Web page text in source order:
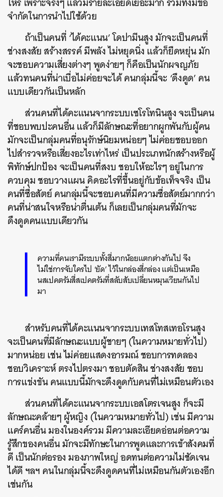
จำกัดในการนำไปใช้ด้วย
ถ้าเป็นคนที่ ‘ได้คะแนน’ โดปามีนสูง มักจะเป็นคนที่
ช่างสงสัย สร้างสรรค์ มีพลัง ไม่หยุดนิ่ง แล้วก็ยืดหยุ่น มัก
จะชอบความเสี่ยงต่างๆ พูดง่ายๆ ก็คือเป็นนักผจญภัย
แล้วทนคนที่น่าเบื่อไม่ค่อยจะได้ คนกลุ่มนี้จะ ‘ดึงดูด’ คน
แบบเดียวกันเป็นหลัก
ส่วนคนที่ได้คะแนนจากระบบเซโรโทนินสูง จะเป็นคน
ที่ชอบพบปะคนอื่น แล้วก็มีลักษณะที่อยากผูกพันกับผู้คน
มักจะเป็นกลุ่มคนที่อนุรักษ์นิยมหน่อยๆ ไม่ค่อยชอบออก
ไปสำรวจหรือเสี่ยงอะไรเท่าไหร่ เป็นประเภทนักสร้างหรือผู้
พิทักษ์ปกป้อง จะเป็นคนที่สงบ ชอบให้อะไรๆ อยู่ในการ
ควบคุม ชอบวางแผน คิดอะไรที่ขึ้นอยู่กับข้อเท็จจริง เป็น
คนที่ซื่อสัตย์ คนกลุ่มนี้จะชอบคนที่มีความซื่อสัตย์มากกว่า
คนที่น่าสนใจหรือน่าตื่นเต้น ก็เลยเป็นกลุ่มคนที่มักจะ
ดึงดูดคนแบบเดียวกัน
ความที่คนเรามีระบบทั้งสี่มากน้อยแตกต่างกันไป จึง
ไม่ใช่การจับใครไป ‘ยัด’ ไว้ในกล่องสี่กล่อง แต่เป็นเหมือ
นสเปคตรัมสี่สเปคตรัมที่สลับสับเปลี่ยนหมุนเวียนกันไป
มา
สำหรับคนที่ได้คะแนนจากระบบเทสโทสเทอโรนสูง
จะเป็นคนที่มีลักษณะแบบผู้ชายๆ (ในความหมายทั่วไป)
มากหน่อย เช่น ไม่ค่อยแสดงอารมณ์ ชอบการทดลอง
ชอบวิเคราะห์ ตรงไปตรงมา ชอบตัดสิน ช่างสงสัย ชอบ
การแข่งขัน คนแบบนี้มักจะดึงดูดกับคนที่ไม่เหมือนตัวเอง
ส่วนคนที่ได้คะแนนจากระบบเอสโตรเจนสูง ก็จะมี
ลักษณะคล้ายๆ ผู้หญิง (ในความหมายทั่วไป) เช่น มีความ
แคร์คนอื่น มองในองค์รวม มีความละเอียดอ่อนต่อความ
รู้สึกของคนอื่น มักจะมีทักษะในการพูดและการเข้าสังคมที่
ดี เป็นนักต่อรอง มองภาพใหญ่ อดทนต่อความไม่ชัดเจน
ได้ดี ฯลฯ คนในกลุ่มนี้จะดึงดูดคนที่ไม่เหมือนกันตัวเองอีก
เช่นกัน